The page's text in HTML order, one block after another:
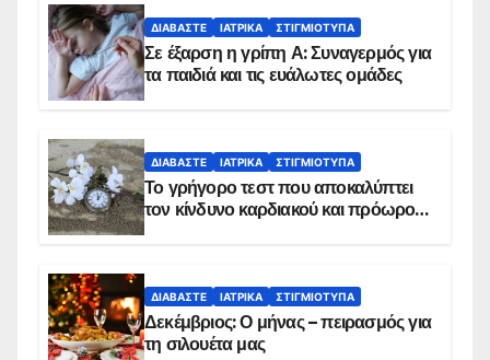
ΔΙΑΒΆΣΤΕ ΙΑΤΡΙΚΆ ΣΤΙΓΜΙΌΤΥΠΑ
Σε έξαρση η γρίπη Α: Συναγερμός για
τα παιδιά και τις ευάλωτες ομάδες
ΔΙΑΒΆΣΤΕ ΙΑΤΡΙΚΆ ΣΤΙΓΜΙΌΤΥΠΑ
Το γρήγορο τεστ που αποκαλύπτει
τον κίνδυνο καρδιακού και πρόωρου
ΔΙΑΒΆΣΤΕ ΙΑΤΡΙΚΆ ΣΤΙΓΜΙΌΤΥΠΑ
Δεκέμβριος: Ο μήνας – πειρασμός για
τη σιλουέτα μας